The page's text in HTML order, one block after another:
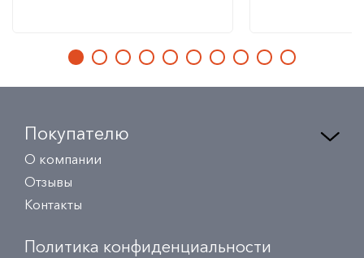
Покупателю
О компании
Отзывы
Контакты
Политика конфиденциальности